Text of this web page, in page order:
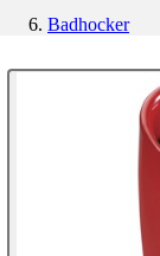
Badhocker